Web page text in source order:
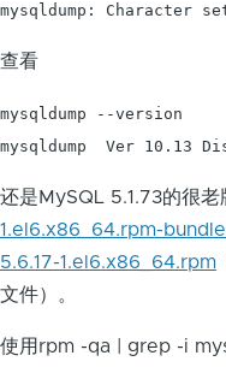
mysqldump:
查看
mysqldump --version
mysqldump  Ver 10.13
还是MySQL 5.1.73的很老
1.el6.x86_64.rpm-
5.6.17-1.el6.x86_64.rpm
文件）。
使用rpm -qa | grep -i